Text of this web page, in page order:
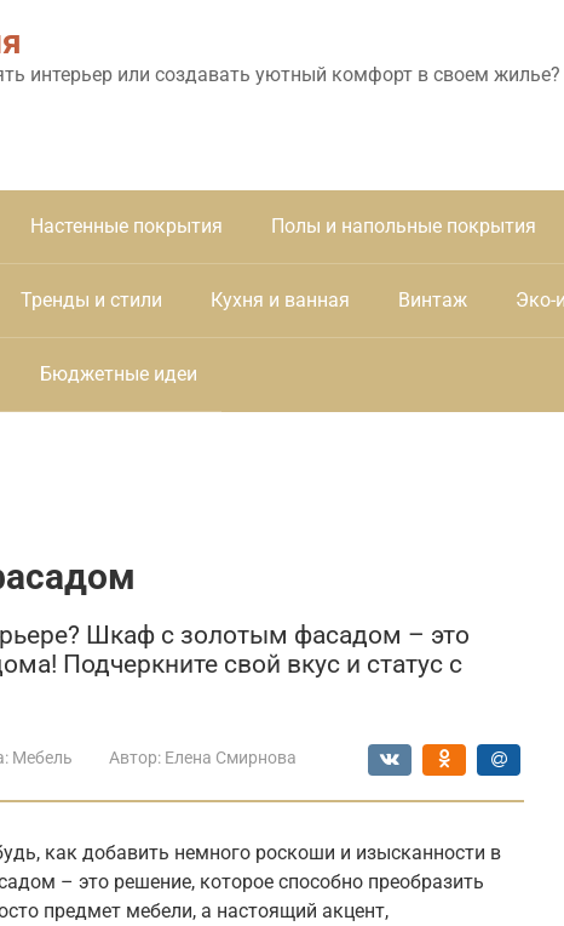
интерьер или создавать уютный комфорт в своем
Настенные покрытия Полы и напольные покрытия
Тренды и стили Кухня и ванная Винтаж Эко-
Бюджетные идеи
Шкаф с золотым фасадом – это
Подчеркните свой вкус и статус с
Мебель Автор: Елена Смирнова
как добавить немного роскоши и изысканности в
– это решение, которое способно преобразить
предмет мебели, а настоящий акцент,